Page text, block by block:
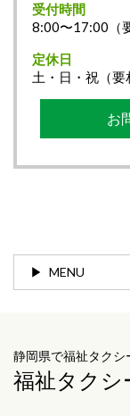
受付時間
8:00〜17:00（
定休日
土・日・祝（要
お
MENU
静岡県で福祉タク
福祉タクシ